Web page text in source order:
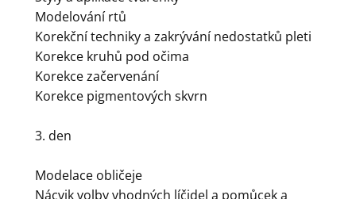
Modelování rtů
Korekční techniky a zakrývání nedostatků pleti
Korekce kruhů pod očima
Korekce začervenání
Korekce pigmentových skvrn
3. den
Modelace obličeje
Nácvik volby vhodných líčidel a pomůcek a